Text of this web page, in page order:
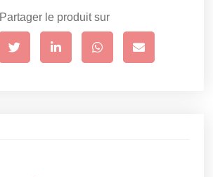
Partager le produit sur